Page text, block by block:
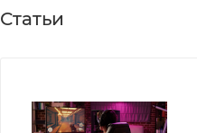
Статьи